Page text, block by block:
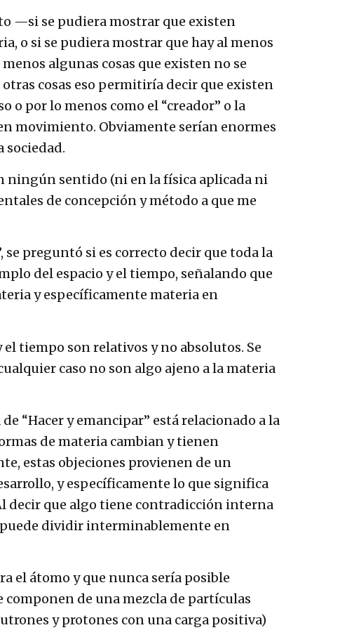
—si se pudiera mostrar que existen
o si se pudiera mostrar que hay al menos
algunas cosas que existen no se
cosas eso permitiría decir que existen
o por lo menos como el “creador” o la
movimiento. Obviamente serían enormes
ningún sentido (ni en la física aplicada ni
de concepción y método a que me
preguntó si es correcto decir que toda la
del espacio y el tiempo, señalando que
y específicamente materia en
tiempo son relativos y no absolutos. Se
caso no son algo ajeno a la materia
“Hacer y emancipar” está relacionado a la
de materia cambian y tienen
estas objeciones provienen de un
y específicamente lo que significa
decir que algo tiene contradicción interna
puede dividir interminablemente en
el átomo y que nunca sería posible
componen de una mezcla de partículas
y protones con una carga positiva)